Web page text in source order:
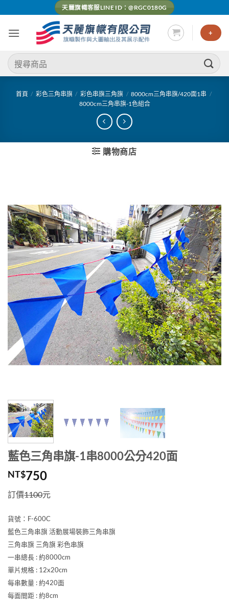
content
天麗旗幟客服LINE ID：@RGC0180G
+
搜
尋
首頁 / 彩色三角串旗 / 彩色串旗三角旗 / 8000cm三角串旗/420面1串 /
8000cm三角串旗-1色組合
購物商店
藍色三角串旗-1串8000公分420面
NT$750
訂價1100元
貨號： F-600C
藍色三角串旗 活動展場裝飾三角串旗
三角串旗 三角旗 彩色串旗
一串總長 : 約8000cm
單片規格 : 12x20cm
每串數量 : 約420面
每面間距 : 約8cm